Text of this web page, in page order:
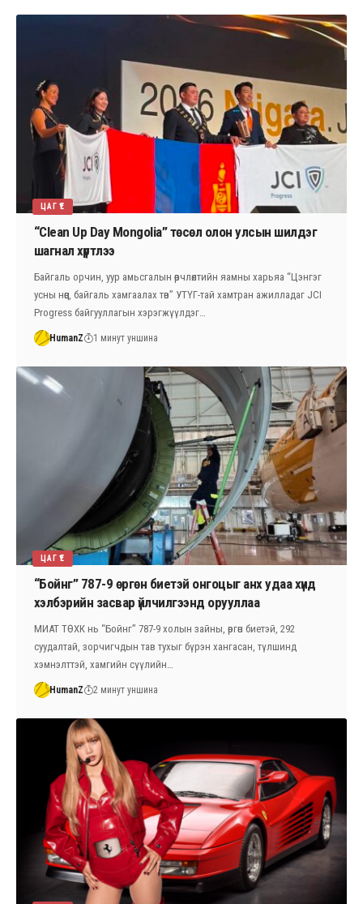
ЦАГ ҮЕ
“Clean Up Day Mongolia” төсөл олон улсын шилдэг
шагнал хүртлээ
Байгаль орчин, уур амьсгалын өөрчлөлтийн яамны харьяа “Цэнгэг
усны нөөц, байгаль хамгаалах төв” УТҮГ-тай хамтран ажилладаг JCI
Progress байгууллагын хэрэгжүүлдэг…
HumanZ 1 минут уншина
ЦАГ ҮЕ
“Бойнг” 787-9 өргөн биетэй онгоцыг анх удаа хүнд
хэлбэрийн засвар үйлчилгээнд орууллаа
МИАТ ТӨХК нь “Бойнг” 787-9 холын зайны, өргөн биетэй, 292
суудалтай, зорчигчдын тав тухыг бүрэн хангасан, түлшинд
хэмнэлттэй, хамгийн сүүлийн…
HumanZ 2 минут уншина